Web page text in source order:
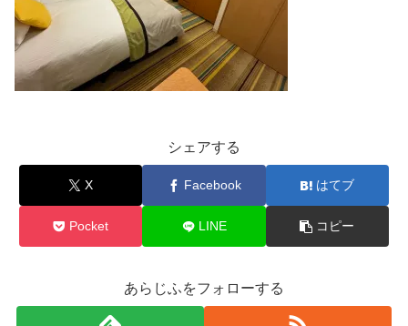
シェアする
X Facebook はてブ
Pocket LINE コピー
あらじふをフォローする